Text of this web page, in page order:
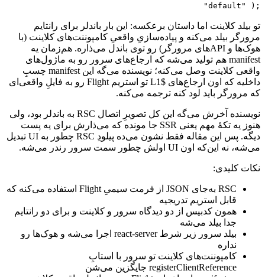
"default" );
تو بیلد کلاینت اما داستان برعکسه: این بار باندلر برای رانتایم
مرورگر بیلد می‌کنه و پیاده‌سازیِ واقعیِ کامپوننت‌های کلاینت (با
هوک‌ها و APIهای مرورگر) رو توی باندل می‌ذاره. هم‌زمان یه
manifest هم تولید می‌شه که ارجاع‌های سرور رو به ماژول‌های
واقعی کلاینت وصل می‌کنه؛ نویسنده می‌گه این manifest چسبِ
داخلیه که اون ارجاع‌های $
L1 تو استریم Flight رو به فایلِ واقعی‌ای
که مرورگر باید لود کنه ترجمه می‌کنه.
نویسنده آخرش می‌گه این کل تصویرِ اتصال RSC به باندلر بود، ولی
هنوز یه تکهٔ مهم یعنی SSR جا مونده که می‌ذارش برای یه پست
دیگه. پس این مقاله فقط نشون می‌ده پیلودِ RSC چطور به UI تبدیل
می‌شه، نه این‌که اون UI اولش چطور سمت سرور رندر می‌شه.
نکات کلیدی:
RSC به‌جای JSON از فرمت سیمیِ Flight استفاده می‌کنه که
قابل استریم تدریجیه
همون کدبیس از دو دیدگاه سرور و کلاینت و برای دو رانتایم
جدا بیلد می‌شه
بیلد سرور زیر شرط react-server اجرا می‌شه و هوک‌ها رو
نداره
کامپوننت‌های کلاینت تو سرور با استابِ
registerClientReference جایگزین می‌شن